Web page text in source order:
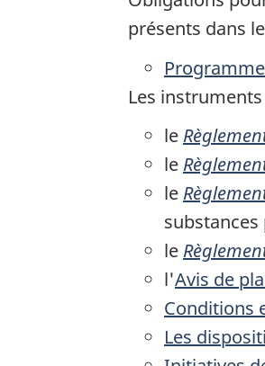
présents dans
Les
le
le
le
le
l'Avis de
Conditions
Les